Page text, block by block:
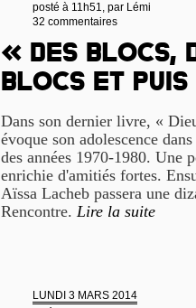
posté à 11h51, par Lémi
32 commentaires
« Des blocs,
blocs et puis
Dans son dernier livre, «
évoque son adolescence
des années 1970-1980. Une
enrichie d'amitiés fortes.
Aïssa Lacheb passera une
Rencontre. Lire la suite
LUNDI 3 MARS 2014